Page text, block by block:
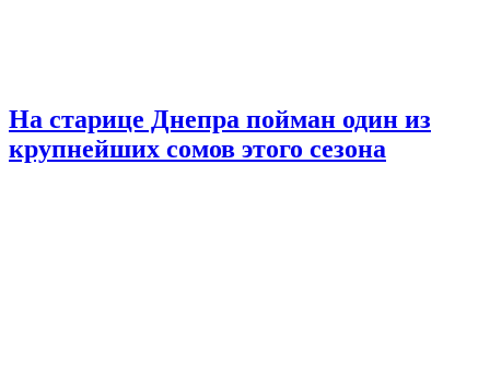
На старице Днепра пойман один из
крупнейших сомов этого сезона